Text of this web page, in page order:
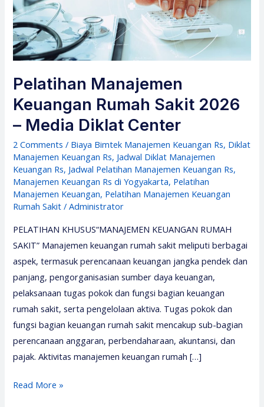
Pelatihan Manajemen
Keuangan Rumah Sakit 2026
– Media Diklat Center
2 Comments / Biaya Bimtek Manajemen Keuangan Rs, Diklat
Manajemen Keuangan Rs, Jadwal Diklat Manajemen
Keuangan Rs, Jadwal Pelatihan Manajemen Keuangan Rs,
Manajemen Keuangan Rs di Yogyakarta, Pelatihan
Manajemen Keuangan, Pelatihan Manajemen Keuangan
Rumah Sakit /Administrator
PELATIHAN KHUSUS“MANAJEMEN KEUANGAN RUMAH
SAKIT” Manajemen keuangan rumah sakit meliputi berbagai
aspek, termasuk perencanaan keuangan jangka pendek dan
panjang, pengorganisasian sumber daya keuangan,
pelaksanaan tugas pokok dan fungsi bagian keuangan
rumah sakit, serta pengelolaan aktiva. Tugas pokok dan
fungsi bagian keuangan rumah sakit mencakup sub-bagian
perencanaan anggaran, perbendaharaan, akuntansi, dan
pajak. Aktivitas manajemen keuangan rumah […]
Pelatihan
Read More »